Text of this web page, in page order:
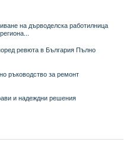
на дърводелска работилница
ревюта в България Пълно
ръководство за ремонт
и надеждни решения